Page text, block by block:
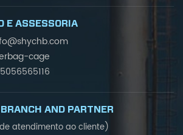
E ASSESSORIA
cage
AND PARTNER
atendimento ao cliente)